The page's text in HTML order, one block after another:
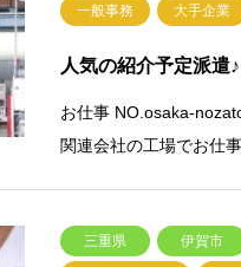
一般事務 大手企業
人気の紹介予定派遣
お仕事 NO.osaka-
関連会社の工場でお仕
三重県 伊賀市